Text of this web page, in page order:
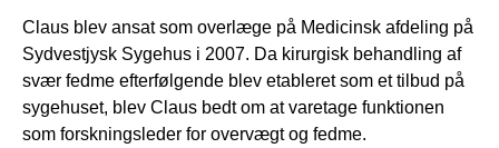
Claus blev ansat som overlæge på Medicinsk afdeling på
Sydvestjysk Sygehus i 2007. Da kirurgisk behandling af
svær fedme efterfølgende blev etableret som et tilbud på
sygehuset, blev Claus bedt om at varetage funktionen
som forskningsleder for overvægt og fedme.